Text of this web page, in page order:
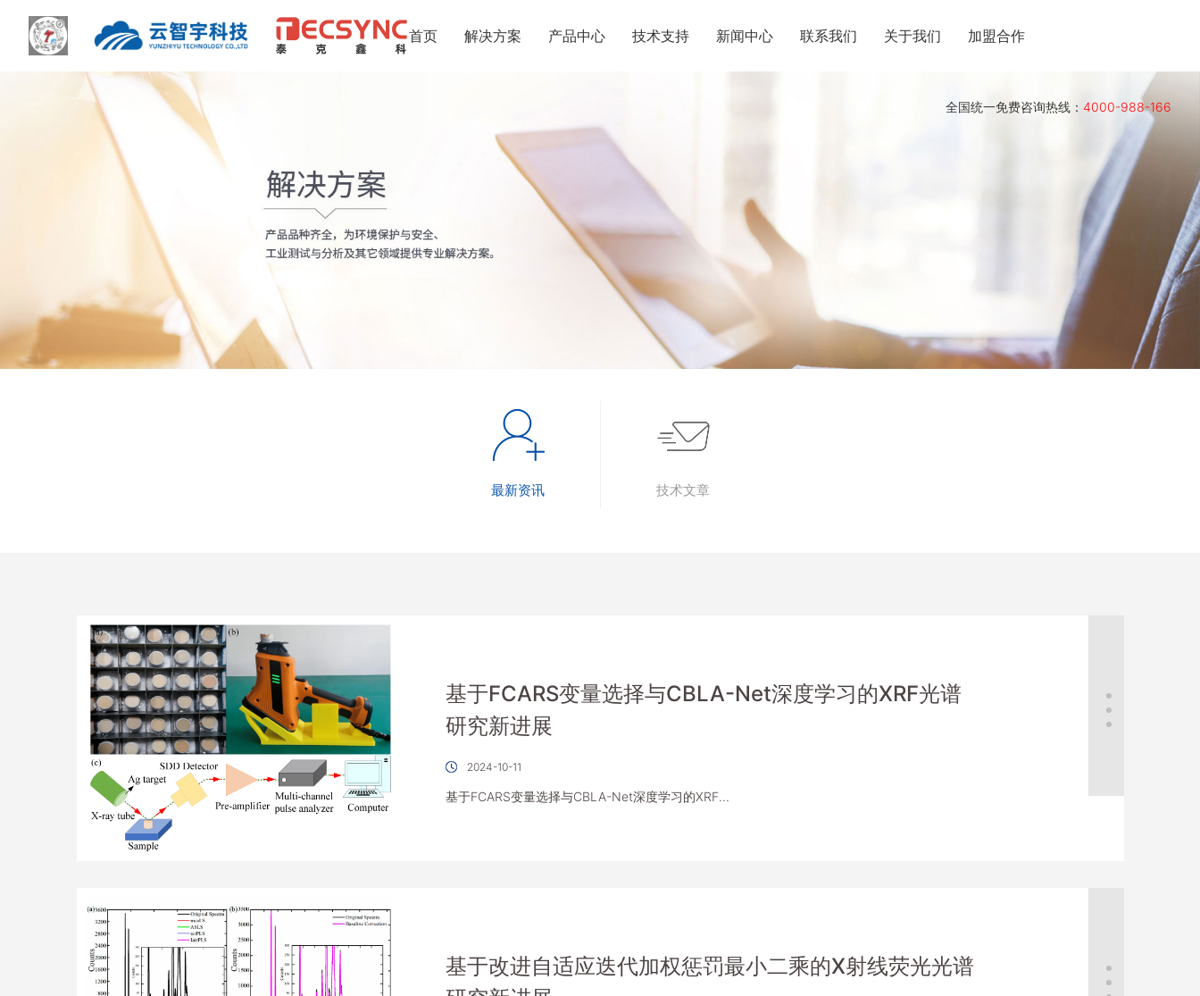
首页 解决方案 产品中心 技术支持 新闻中心 联系我们 关于我们 加盟合作
全国统一免费咨询热线： 4000-988-166
最新资讯 技术文章
基于FCARS变量选择与CBLA-Net深度学习的XRF光谱
研究新进展
2024-10-11
基于FCARS变量选择与CBLA-Net深度学习的XRF...
基于改进自适应迭代加权惩罚最小二乘的X射线荧光光谱